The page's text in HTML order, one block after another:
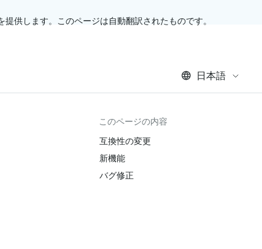
供します。このページは自動翻訳されたものです。
日本語
このページの内容
互換性の変更
新機能
バグ修正